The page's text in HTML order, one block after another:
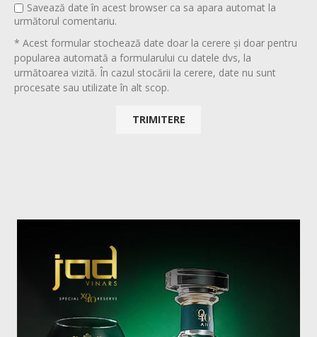
Savează date în acest browser ca sa apara automat la
următorul comentariu.
* Acest formular stochează date doar la cerere și doar pentru
popularea automată a formularului cu datele dvs, la
următoarea vizită. În cazul stocării la cerere, date nu sunt
procesate sau utilizate în alt scop.